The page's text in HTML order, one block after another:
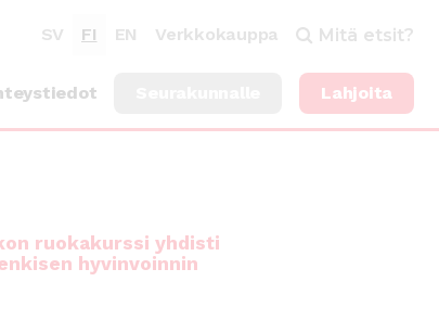
SV FI EN Verkkokauppa Mitä etsit?
Lahjoita
ruokakurssi yhdisti
hyvinvoinnin